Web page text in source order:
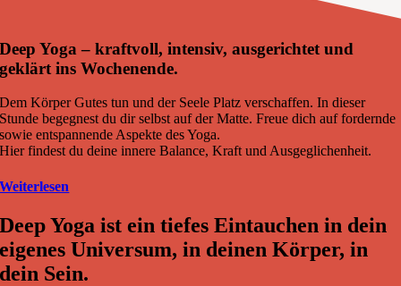
Deep Yoga – kraftvoll, intensiv, ausgerichtet und
geklärt ins Wochenende.
Dem Körper Gutes tun und der Seele Platz verschaffen. In dieser
Stunde begegnest du dir selbst auf der Matte. Freue dich auf fordernde
sowie entspannende Aspekte des Yoga.
Hier findest du deine innere Balance, Kraft und Ausgeglichenheit.
Weiterlesen
Deep Yoga ist ein tiefes Eintauchen in dein
eigenes Universum, in deinen Körper, in
dein Sein.